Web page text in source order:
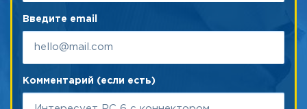
Введите email
Комментарий (если есть)